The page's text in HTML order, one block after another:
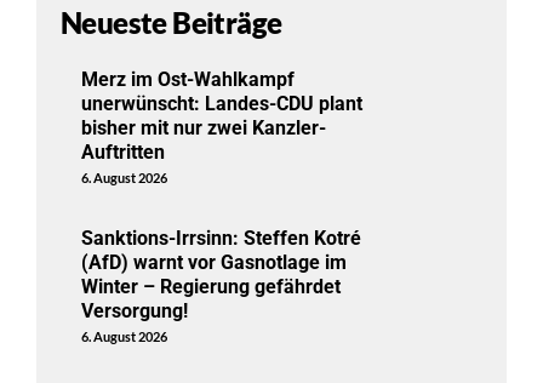
Neueste Beiträge
Merz im Ost-Wahlkampf
unerwünscht: Landes-CDU plant
bisher mit nur zwei Kanzler-
Auftritten
6. August 2026
Sanktions-Irrsinn: Steffen Kotré
(AfD) warnt vor Gasnotlage im
Winter – Regierung gefährdet
Versorgung!
6. August 2026